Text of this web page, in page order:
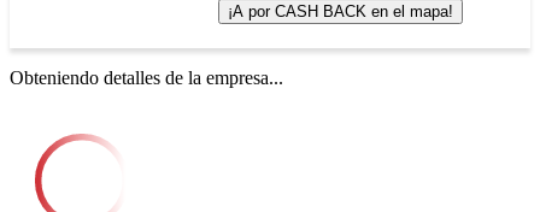
¡A por CASH BACK en el mapa!
Obteniendo detalles de la empresa...